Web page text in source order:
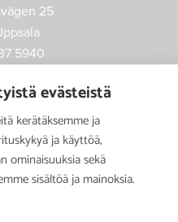
evästeistä
kerätäksemme ja
ja käyttöä,
ominaisuuksia sekä
sisältöä ja mainoksia.
25
5940